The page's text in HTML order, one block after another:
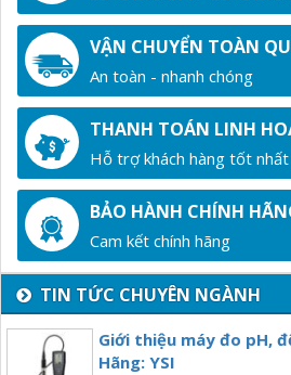
VẬN CHUYỂN TOÀN
An toàn - nhanh chóng
THANH TOÁN LINH
Hỗ trợ khách hàng tốt nhất
BẢO HÀNH CHÍNH
Cam kết chính hãng
TIN TỨC CHUYÊN NGÀNH
Giới thiệu máy đo pH,
Hãng: YSI